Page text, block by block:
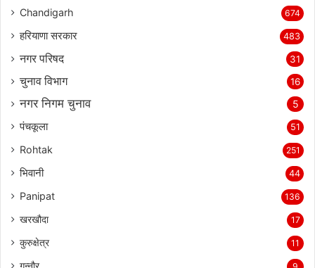
Chandigarh 674
हरियाणा सरकार 483
नगर परिषद 31
चुनाव विभाग 16
नगर निगम चुनाव 5
पंचकूला 51
Rohtak 251
भिवानी 44
Panipat 136
खरखौदा 17
कुरुक्षेत्र 11